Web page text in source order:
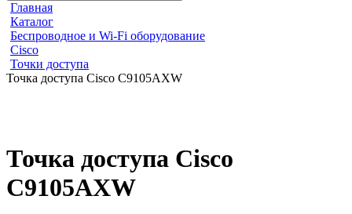
Главная
Каталог
Беспроводное и Wi-Fi оборудование
Cisco
Точки доступа
Точка доступа Cisco C9105AXW
Точка доступа Cisco
C9105AXW